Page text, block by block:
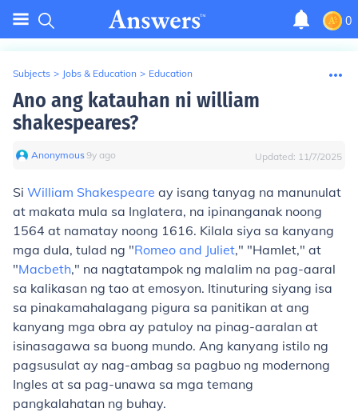
0
Subjects > Jobs & Education > Education
Ano ang katauhan ni william
shakespeares?
Anonymous∙9y ago Updated: 11/7/2025
Si William Shakespeare ay isang tanyag na manunulat
at makata mula sa Inglatera, na ipinanganak noong
1564 at namatay noong 1616. Kilala siya sa kanyang
mga dula, tulad ng "Romeo and Juliet," "Hamlet," at
"Macbeth," na nagtatampok ng malalim na pag-aaral
sa kalikasan ng tao at emosyon. Itinuturing siyang isa
sa pinakamahalagang pigura sa panitikan at ang
kanyang mga obra ay patuloy na pinag-aaralan at
isinasagawa sa buong mundo. Ang kanyang istilo ng
pagsusulat ay nag-ambag sa pagbuo ng modernong
Ingles at sa pag-unawa sa mga temang
pangkalahatan ng buhay.